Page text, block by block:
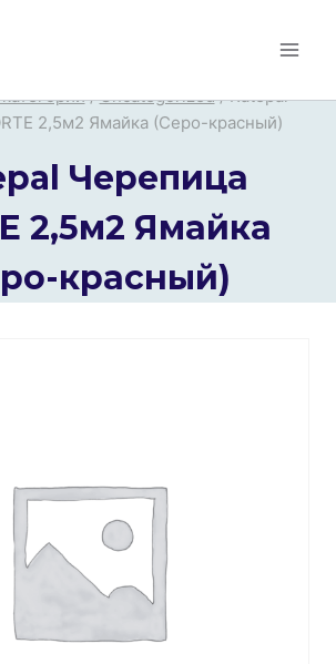
/ Uncategorized / Katepal
2,5м2 Ямайка (Серо-красный)
Черепица
2,5м2 Ямайка
красный)